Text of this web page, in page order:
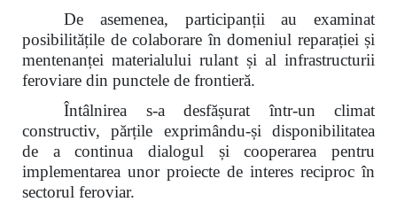
De asemenea, participanții au examinat
posibilitățile de colaborare în domeniul reparației și
mentenanței materialului rulant și al infrastructurii
feroviare din punctele de frontieră.
Întâlnirea s-a desfășurat într-un climat
constructiv, părțile exprimându-și disponibilitatea
de a continua dialogul și cooperarea pentru
implementarea unor proiecte de interes reciproc în
sectorul feroviar.